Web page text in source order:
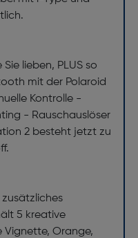
lieben, PLUS so
mit der Polaroid
Kontrolle -
- Rauschauslöser
2 besteht jetzt zu
5 kreative
Orange,